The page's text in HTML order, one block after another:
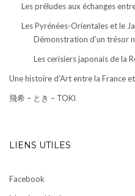
Les préludes aux échanges
Les Pyrénées-Orientales et le
Démonstration d’un trésor
Les cerisiers japonais de la
Une histoire d’Art entre la France
飛希 – とき – TOKI
LIENS UTILES
Facebook